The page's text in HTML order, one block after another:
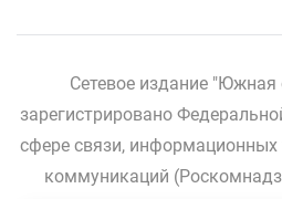
Сетевое издание "Южная
зарегистрировано
сфере связи, информационных
коммуникаций